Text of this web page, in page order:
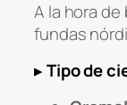
A la hora
fundas
▸Tipo de